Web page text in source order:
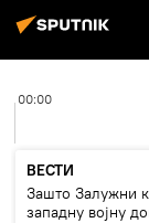
00:00
ВЕСТИ
Зашто Залужни
западну војну